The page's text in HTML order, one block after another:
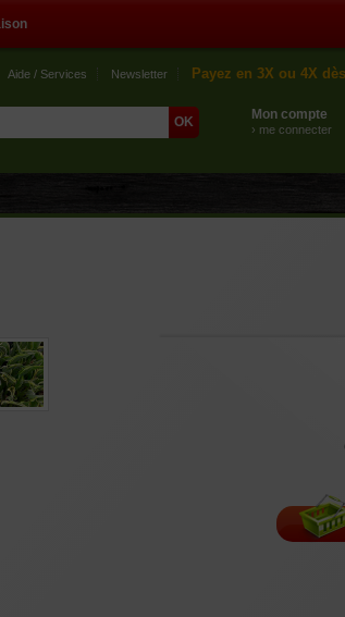
Aide / Services Newsletter Payez en 3X ou 4X
Mon compte
› me connecter